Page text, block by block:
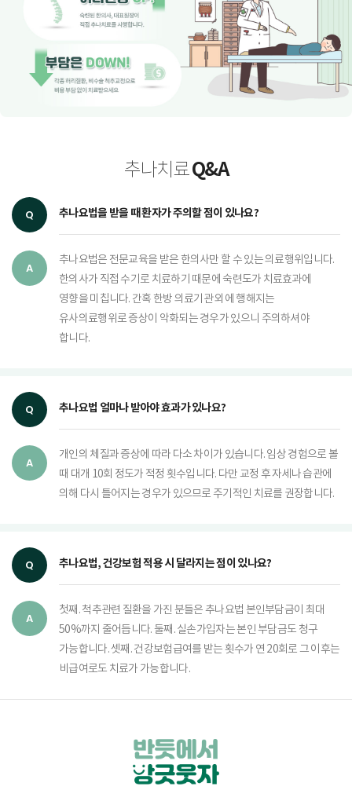
추나치료Q&A
추나요법을 받을 때 환자가 주의할 점이 있나요?
추나요법은 전문교육을 받은 한의사만 할 수 있는 의료행위입니다.
한의사가 직접 수기로 치료하기 때문에 숙련도가 치료효과에
영향을 미칩니다. 간혹 한방 의료기관 외에 행해지는
유사의료행위로 증상이 악화되는 경우가 있으니 주의하셔야
합니다.
추나요법 얼마나 받아야 효과가 있나요?
개인의 체질과 증상에 따라 다소 차이가 있습니다. 임상 경험으로 볼
때 대개 10회 정도가 적정 횟수입니다. 다만 교정 후 자세나 습관에
의해 다시 틀어지는 경우가 있으므로 주기적인 치료를 권장합니다.
추나요법, 건강보험 적용 시 달라지는 점이 있나요?
첫째. 척추관련 질환을 가진 분들은 추나요법 본인부담금이 최대
50%까지 줄어듭니다. 둘째. 실손가입자는 본인 부담금도 청구
가능합니다. 셋째. 건강보험급여를 받는 횟수가 연 20회로 그 이후는
비급여로도 치료가 가능합니다.